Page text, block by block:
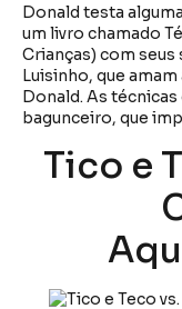
Donald testa
um livro chamado
Crianças) com
Luisinho, que
Donald. As
bagunceiro, que
Tico e